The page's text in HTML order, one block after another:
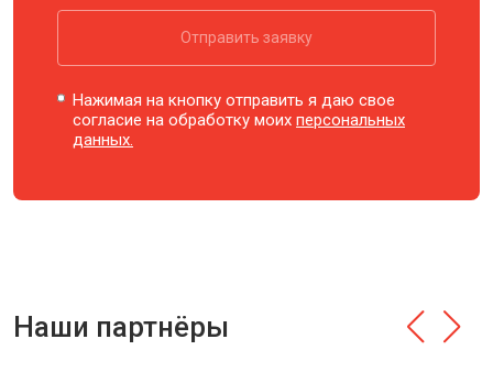
Отправить заявку
Нажимая на кнопку отправить я даю свое
согласие на обработку моихперсональных
данных.
Наши партнёры